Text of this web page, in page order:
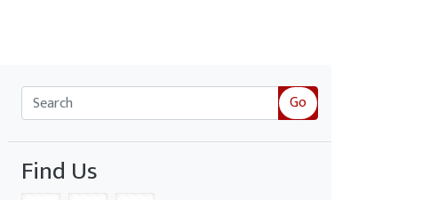
Go
Find Us